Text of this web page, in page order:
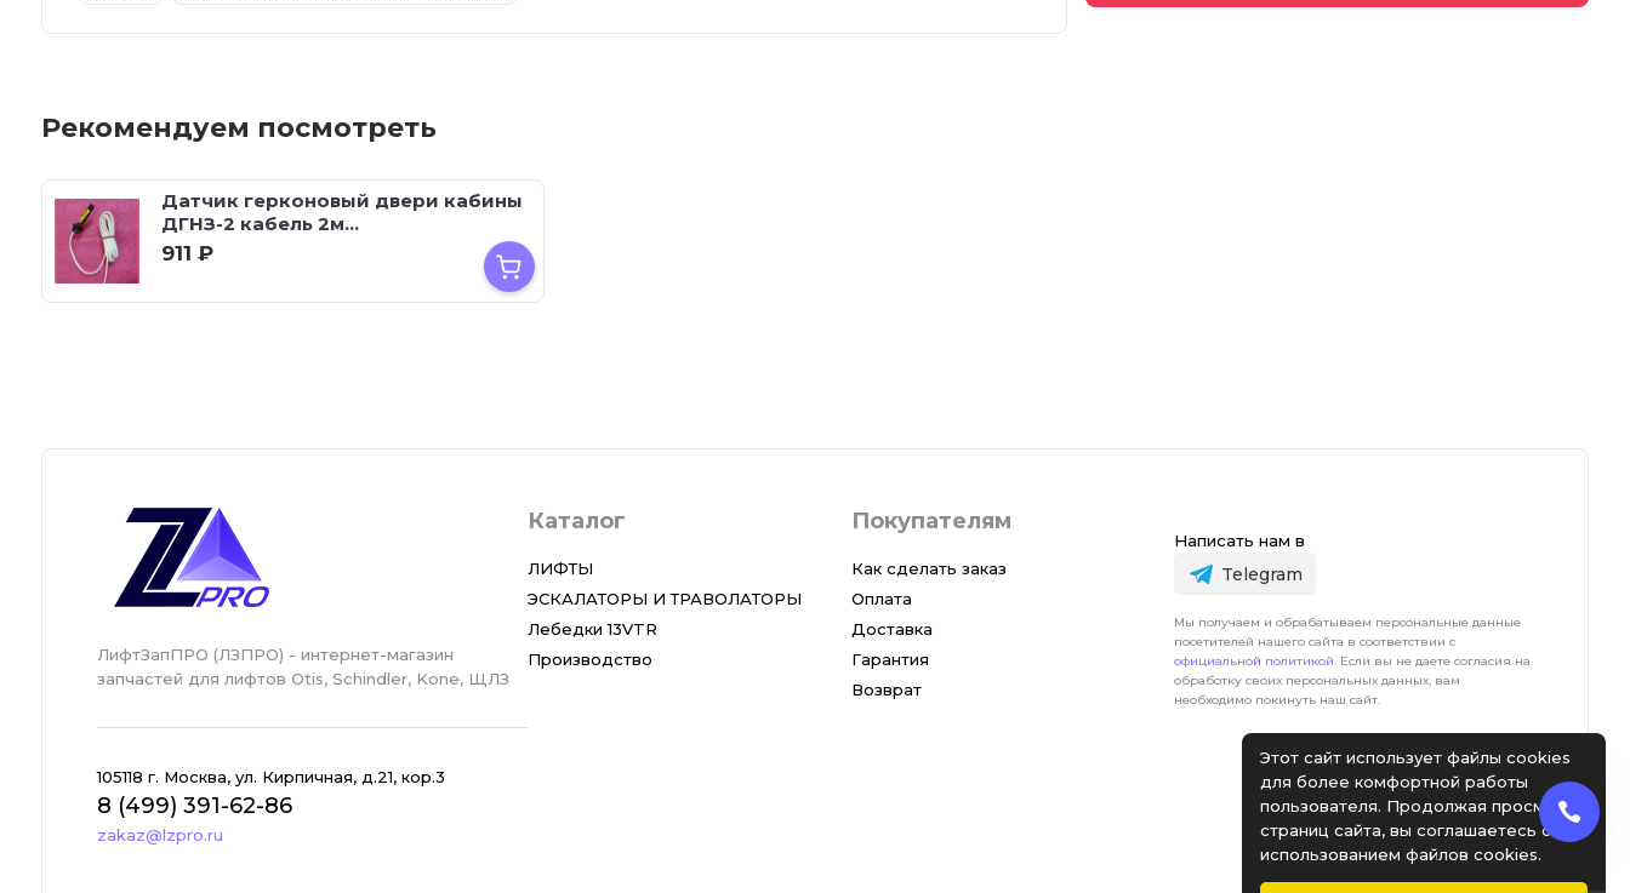
Этот сайт использует файлы cookies
для более комфортной работы
пользователя. Продолжая просмотр
страниц сайта, вы соглашаетесь с
использованием файлов cookies.
Рекомендуем посмотреть
Датчик герконовый двери кабины
ДГНЗ-2 кабель 2м...
911 ₽
ЛифтЗапПРО (ЛЗПРО) - интернет-магазин
запчастей для лифтов Otis, Schindler, Kone, ЩЛЗ
105118 г. Москва, ул. Кирпичная, д.21, кор.3
8 (499) 391-62-86
zakaz@lzpro.ru
Каталог
ЛИФТЫ
ЭСКАЛАТОРЫ И ТРАВОЛАТОРЫ
Лебедки 13VTR
Производство
Покупателям
Как сделать заказ
Оплата
Доставка
Гарантия
Возврат
Написать нам в
Telegram
Мы получаем и обрабатываем персональные данные
посетителей нашего сайта в соответствии с
официальной политикой. Если вы не даете согласия на
обработку своих персональных данных, вам
необходимо покинуть наш сайт.